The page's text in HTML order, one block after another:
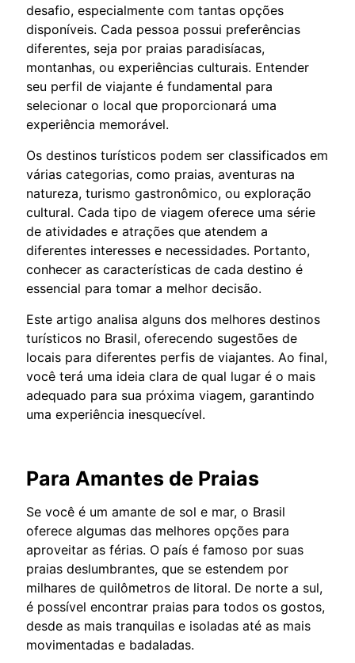
desafio, especialmente com tantas opções
disponíveis. Cada pessoa possui preferências
diferentes, seja por praias paradisíacas,
montanhas, ou experiências culturais. Entender
seu perfil de viajante é fundamental para
selecionar o local que proporcionará uma
experiência memorável.
Os destinos turísticos podem ser classificados em
várias categorias, como praias, aventuras na
natureza, turismo gastronômico, ou exploração
cultural. Cada tipo de viagem oferece uma série
de atividades e atrações que atendem a
diferentes interesses e necessidades. Portanto,
conhecer as características de cada destino é
essencial para tomar a melhor decisão.
Este artigo analisa alguns dos melhores destinos
turísticos no Brasil, oferecendo sugestões de
locais para diferentes perfis de viajantes. Ao final,
você terá uma ideia clara de qual lugar é o mais
adequado para sua próxima viagem, garantindo
uma experiência inesquecível.
Para Amantes de Praias
Se você é um amante de sol e mar, o Brasil
oferece algumas das melhores opções para
aproveitar as férias. O país é famoso por suas
praias deslumbrantes, que se estendem por
milhares de quilômetros de litoral. De norte a sul,
é possível encontrar praias para todos os gostos,
desde as mais tranquilas e isoladas até as mais
movimentadas e badaladas.